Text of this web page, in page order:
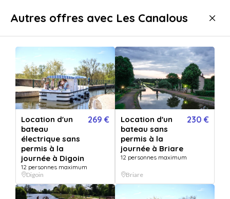
Sport & aventure Activités aquatiques
Croisière
Croisière Chenillé-Champteussé
Autres offres avec Les Canalous
Location d'un
bateau
électrique sans
permis à la
journée à Digoin
12 personnes maximum
269 €
Digoin
Location d'un
bateau sans
permis à la
journée à Briare
12 personnes maximum
230 €
Briare